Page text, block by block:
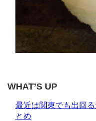
WHAT’S UP
最近は関東でも出回
とめ